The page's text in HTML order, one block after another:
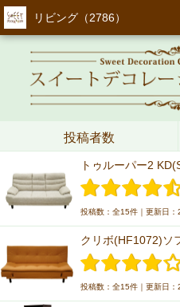
リビング（2786）
投稿者数
トゥルーパー2
投稿数：全15件｜更新日
クリボ(HF1072)ソ
投稿数：全15件｜更新日